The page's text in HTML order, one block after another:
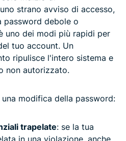
strano avviso di accesso,
password debole o
uno dei modi più rapidi per
tuo account. Un
ripulisce l'intero sistema e
non autorizzato.
modifica della password:
trapelate: se la tua